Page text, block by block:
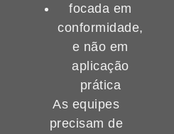
focada em
conformidade,
e não em
aplicação
prática
As equipes
precisam de